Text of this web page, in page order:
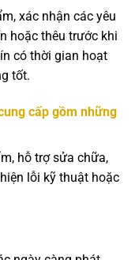
xác nhận các yêu
hoặc thêu trước khi
có thời gian hoạt
tốt.
cấp gồm những
hỗ trợ sửa chữa,
lỗi kỹ thuật hoặc